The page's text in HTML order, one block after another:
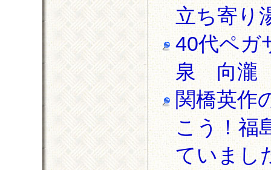
立ち寄り
40代ペガ
泉 向瀧
関橋英作
こう！福
ていまし